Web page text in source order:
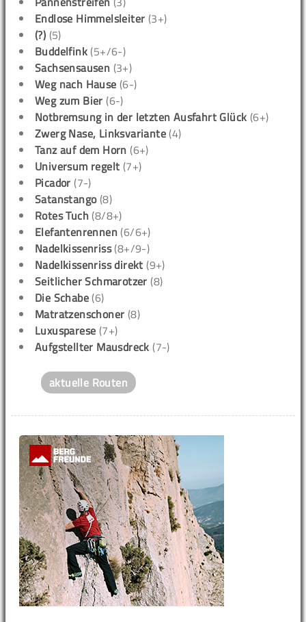
Endlose Himmelsleiter (3+)
(?) (5)
Buddelfink (5+/6-)
Sachsensausen (3+)
Weg nach Hause (6-)
Weg zum Bier (6-)
Notbremsung in der letzten Ausfahrt Glück (6+)
Zwerg Nase, Linksvariante (4)
Tanz auf dem Horn (6+)
Universum regelt (7+)
Picador (7-)
Satanstango(8)
Rotes Tuch (8/8+)
Elefantenrennen (6/6+)
Nadelkissenriss(8+/9-)
Nadelkissenriss direkt (9+)
Seitlicher Schmarotzer (8)
Die Schabe (6)
Matratzenschoner (8)
Luxusparese (7+)
Aufgstellter Mausdreck (7-)
aktuelle Routen